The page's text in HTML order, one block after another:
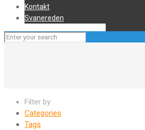
Kontakt
Svanereden
Filter by
Categories
Tags